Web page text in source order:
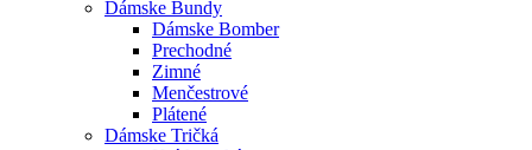
Dámske Bundy
Dámske Bomber
Prechodné
Zimné
Menčestrové
Plátené
Dámske Tričká